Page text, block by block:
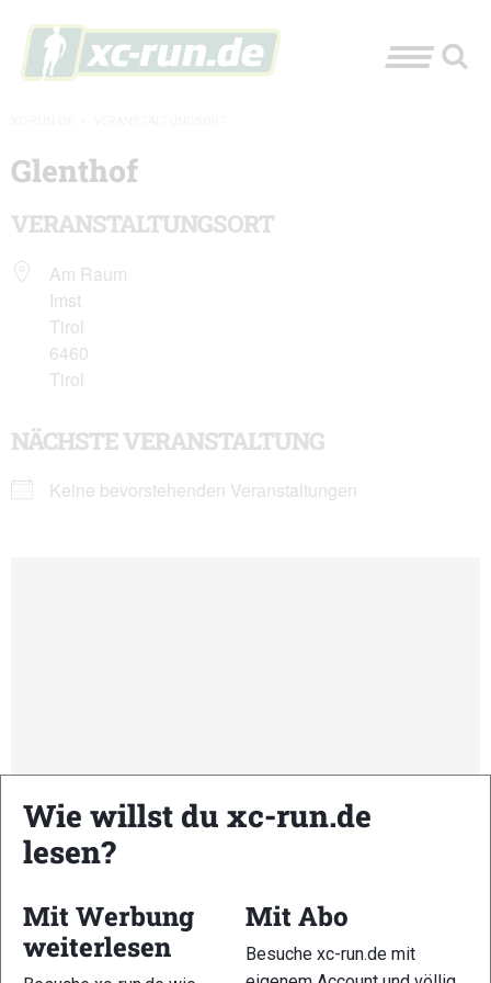
Glenthof
VERANSTALTUNGSORT
Am Raum
Imst
Tirol
6460
Tirol
NÄCHSTE VERANSTALTUNG
Keine bevorstehenden Veranstaltungen
Kommende Veranstaltungen
Wie willst du xc-run.de
lesen?
Mit Werbung
weiterlesen
Mit Abo
Besuche xc-run.de mit